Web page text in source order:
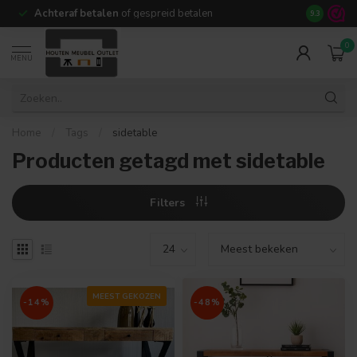
Achteraf betalen of gespreid betalen 14 dagen
9.3
MENU
0
Home Tags sidetable
Producten getagd met sidetable
Filters
MEEST GEKOZEN
-14% -48%